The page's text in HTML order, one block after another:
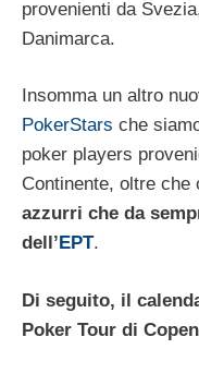
provenienti da
Danimarca.
Insomma un altro
PokerStars che
poker players
Continente, oltre che
azzurri che da
dell’ EPT.
Di seguito, il
Poker Tour di